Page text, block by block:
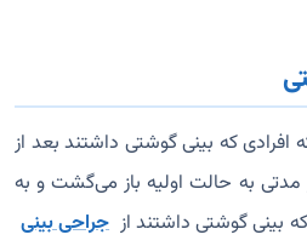
که بینی گوشتی داشتند بعد از
مدتی به حالت اولیه باز می‌گشت و به
بینی گوشتی داشتند از جراحی بینی